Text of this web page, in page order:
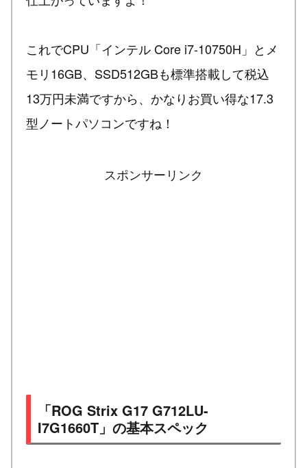
これでCPU「インテル Core i7-10750H」とメ
モリ16GB、SSD512GBも標準搭載して税込
13万円未満ですから、かなりお買い得な17.3
型ノートパソコンですね！
スポンサーリンク
「ROG Strix G17 G712LU-
I7G1660T」の基本スペック